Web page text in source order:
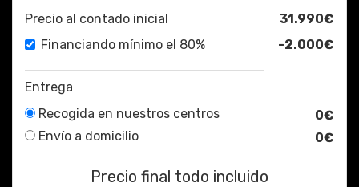
Precio al contado inicial
31.990€
Financiando mínimo el 80%
-2.000€
Entrega
Recogida en nuestros centros
0€
Envío a domicilio
0€
Precio final todo incluido